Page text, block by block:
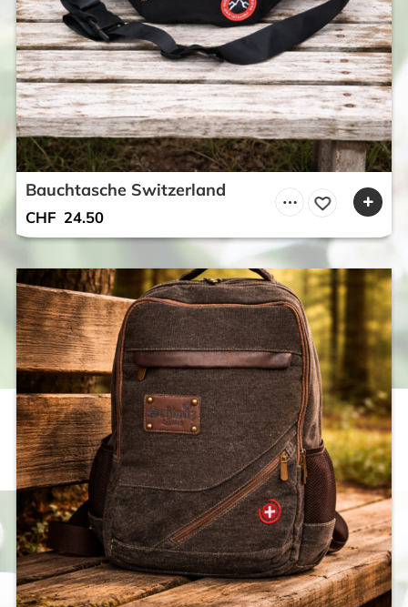
Bauchtasche Switzerland
CHF 24.50